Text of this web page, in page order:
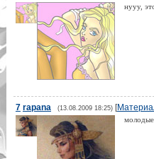
нууу,
7 rapana (13.08.2009 18:25)[